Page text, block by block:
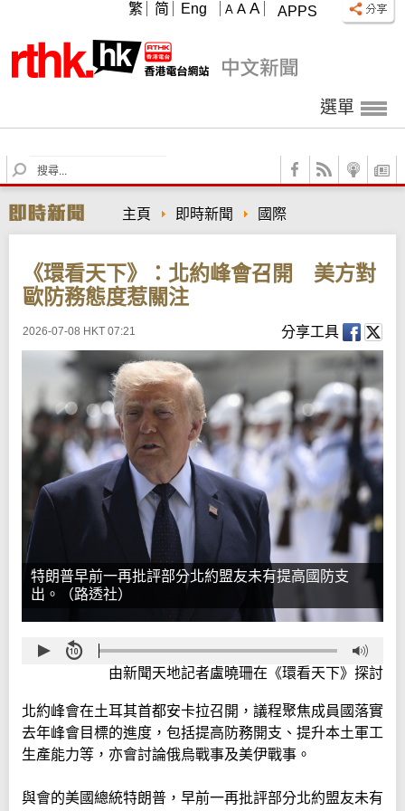
APPS
A A A
繁 简 Eng
選單
S
e
r
c
主頁 即時新聞 國際
《環看天下》：北約峰會召開 美方對
歐防務態度惹關注
2026-07-08 HKT 07:21 分享工具
特朗普早前一再批評部分北約盟友未有提高國防支
出。（路透社）
由新聞天地記者盧曉珊在《環看天下》探討
北約峰會在土耳其首都安卡拉召開，議程聚焦成員國落實
去年峰會目標的進度，包括提高防務開支、提升本土軍工
生產能力等，亦會討論俄烏戰事及美伊戰事。
與會的美國總統特朗普，早前一再批評部分北約盟友未有